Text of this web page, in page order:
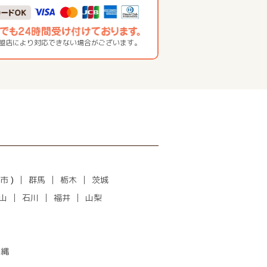
により対応できない場合がございます。
) 群馬 栃木
茨城
石川 福井 山梨